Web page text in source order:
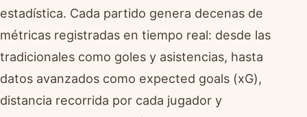
estadística. Cada partido genera decenas de
métricas registradas en tiempo real: desde las
tradicionales como goles y asistencias, hasta
datos avanzados como expected goals (xG),
distancia recorrida por cada jugador y